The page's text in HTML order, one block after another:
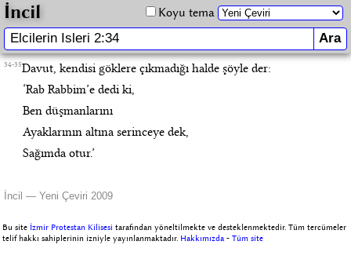
İncil Koyu tema
34-35Davut, kendisi göklere çıkmadığı halde şöyle der:
‘Rab Rabbim’e dedi ki,
Ben düşmanlarını
Ayaklarının altına serinceye dek,
Sağımda otur.’
İncil — Yeni Çeviri 2009
Bu site İzmir Protestan Kilisesi tarafından yöneltilmekte ve desteklenmektedir. Tüm tercümeler
telif hakkı sahiplerinin izniyle yayınlanmaktadır. Hakkımızda -Tüm site